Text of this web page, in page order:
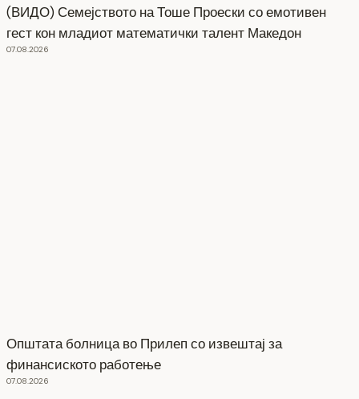
(ВИДО) Семејството на Тоше Проески со емотивен
гест кон младиот математички талент Македон
07.08.2026
Општата болница во Прилеп со извештај за
финансиското работење
07.08.2026